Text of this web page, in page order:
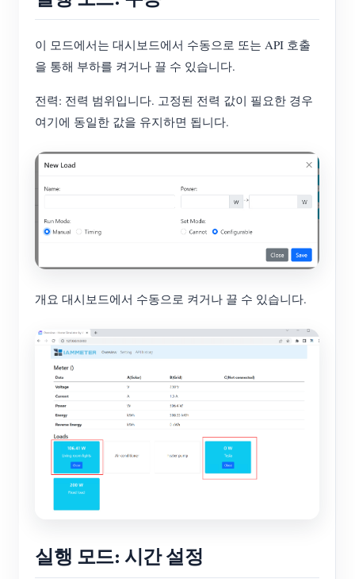
이 모드에서는 대시보드에서 수동으로 또는 API 호출
을 통해 부하를 켜거나 끌 수 있습니다.
전력: 전력 범위입니다. 고정된 전력 값이 필요한 경우
여기에 동일한 값을 유지하면 됩니다.
개요 대시보드에서 수동으로 켜거나 끌 수 있습니다.
실행 모드: 시간 설정